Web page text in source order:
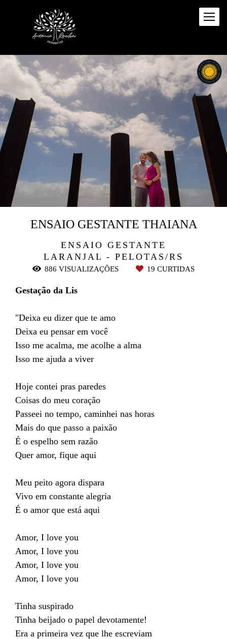
ENSAIO GESTANTE
LARANJAL - PELOTAS/RS
ENSAIO GESTANTE THAIANA
886 VISUALIZAÇÕES 19 CURTIDAS
Gestação da Lis
"Deixa eu dizer que te amo
Deixa eu pensar em você
Isso me acalma, me acolhe a alma
Isso me ajuda a viver
Hoje contei pras paredes
Coisas do meu coração
Passeei no tempo, caminhei nas horas
Mais do que passo a paixão
É o espelho sem razão
Quer amor, fique aqui
Meu peito agora dispara
Vivo em constante alegria
É o amor que está aqui
Amor, I love you
Amor, I love you
Amor, I love you
Amor, I love you
Tinha suspirado
Tinha beijado o papel devotamente!
Era a primeira vez que lhe escreviam